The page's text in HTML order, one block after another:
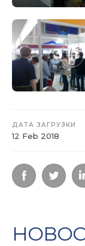
ДАТА ЗАГРУЗКИ
12 Feb 2018